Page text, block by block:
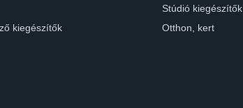
Stúdió kiegészítők
kiegészítők
Otthon, kert